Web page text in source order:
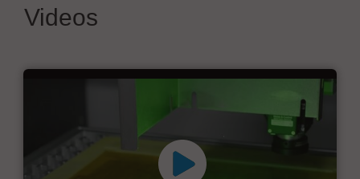
Videos